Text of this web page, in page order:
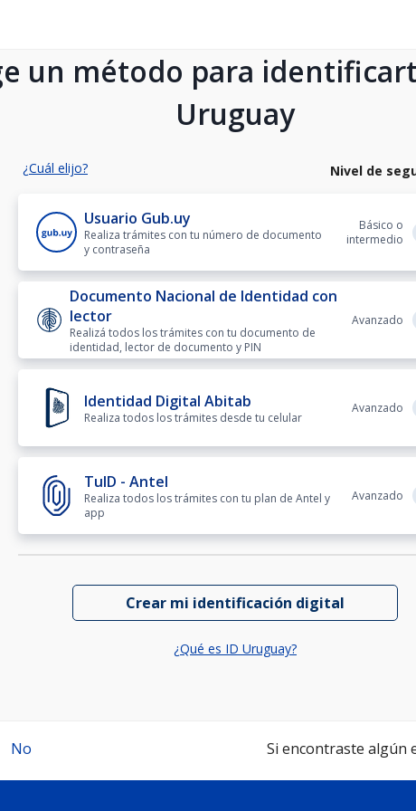
un método para
Uruguay
¿Cuál elijo? Nivel de
Usuario Gub.uy
Realiza trámites con tu número de documento
y contraseña
Básico o
intermedio
Documento Nacional de Identidad con
lector
Realizá todos los trámites con tu documento de
identidad, lector de documento y PIN
Avanzado
Identidad Digital Abitab
Realiza todos los trámites desde tu celular
Avanzado
TuID - Antel
Realiza todos los trámites con tu plan de Antel y
app
Avanzado
Crear mi identificación digital
¿Qué es ID Uruguay?
No Si encontraste algún